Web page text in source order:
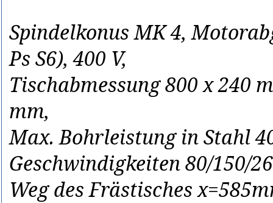
Spindelkonus MK 4,
Ps S6), 400 V,
Tischabmessung 800 x 240
mm,
Max. Bohrleistung in Stahl
Geschwindigkeiten 80/150/
Weg des Frästisches